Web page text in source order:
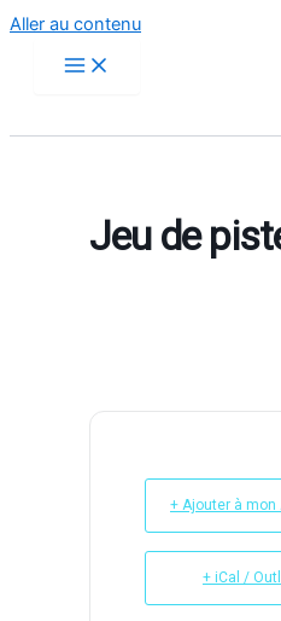
Aller au contenu
Jeu de
+ Ajouter à mon
+ iCal /